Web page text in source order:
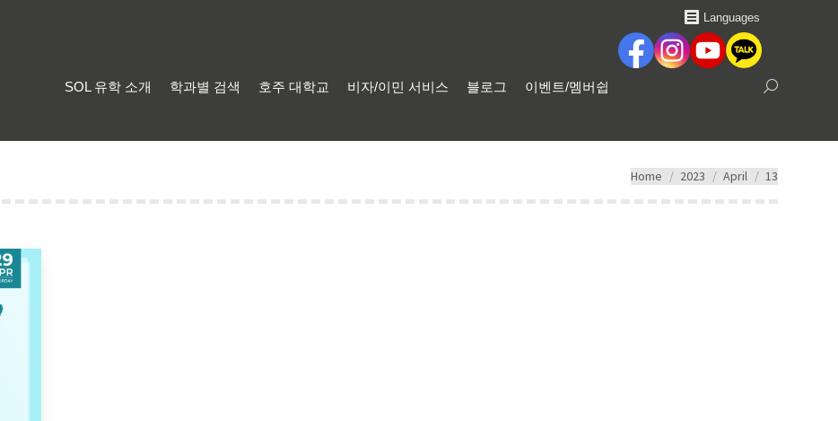
Languages
SOL 유학 소개 학과별 검색 호주 대학교 비자/이민 서비스 블로그 이벤트/멤버쉽 Search:
You are here:
Home 2023 April 13